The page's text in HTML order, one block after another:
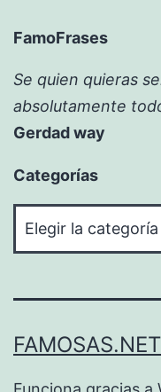
FamoFrases
Se quien quieras
absolutamente
Gerdad way
Categorías
FAMOSAS.NET